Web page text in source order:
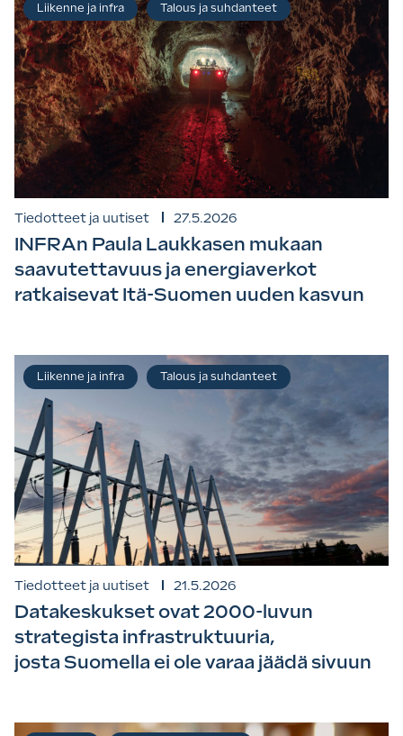
Tiedotteet ja uutiset 27.5.2026
INFRAn Paula Laukkasen mukaan
saavutettavuus ja energiaverkot
ratkaisevat Itä-Suomen uuden kasvun
Liikenne ja infra Talous ja suhdanteet
Tiedotteet ja uutiset 21.5.2026
Datakeskukset ovat 2000-luvun
strategista infrastruktuuria,
josta Suomella ei ole varaa jäädä sivuun
Liikenne ja infra Talous ja suhdanteet